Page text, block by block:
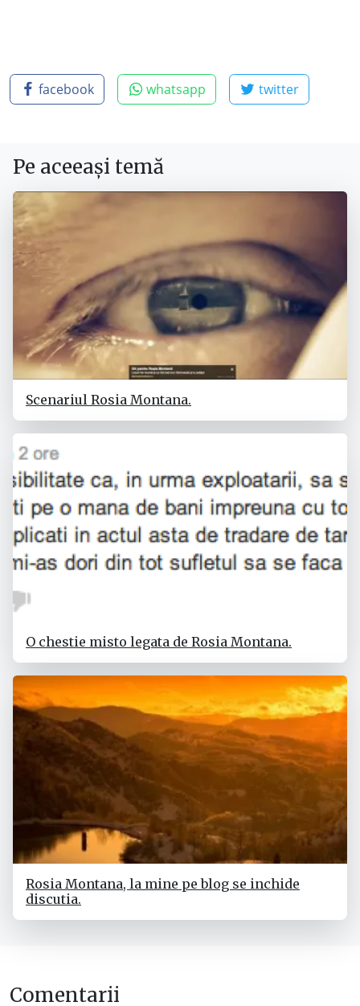
facebook whatsapp twitter
Pe aceeași temă
Scenariul Rosia Montana.
O chestie misto legata de Rosia Montana.
Rosia Montana, la mine pe blog se inchide
discutia.
Comentarii